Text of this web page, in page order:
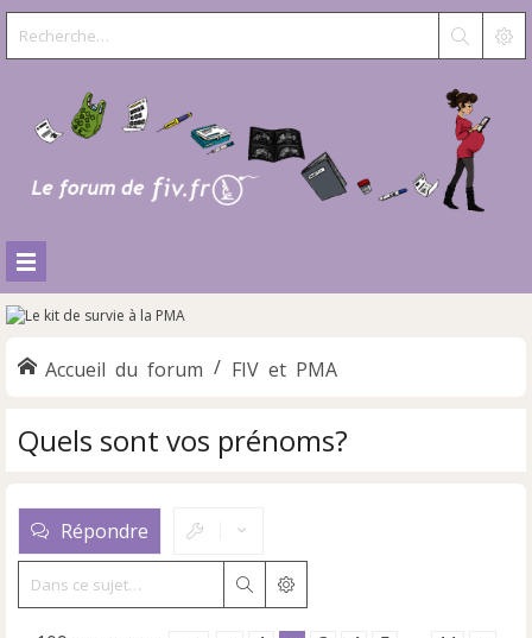
Accueil du forum FIV et PMA
Quels sont vos prénoms?
Répondre
RechercherRecherche avancée